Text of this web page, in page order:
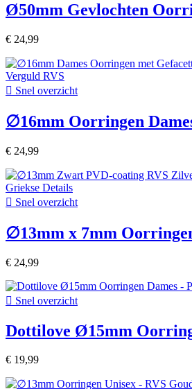
Ø50mm Gevlochten
€ 24,99
 Snel overzicht
∅16mm Oorringen
€ 24,99
 Snel overzicht
∅13mm x 7mm
€ 24,99
 Snel overzicht
Dottilove Ø15mm
€ 19,99